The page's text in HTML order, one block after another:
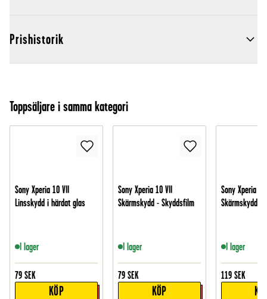
Prishistorik
Toppsäljare i samma kategori
Sony Xperia 10 VII
Linsskydd i härdat glas
I lager
79 SEK
KÖP
Sony Xperia 10 VII
Skärmskydd - Skyddsfilm
I lager
79 SEK
KÖP
Sony Xperia
Skärmskydd i
I lager
119 SEK